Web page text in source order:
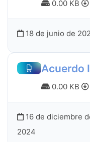
0.00 KB
18 de junio de
Acuerdo
0.00 KB
16 de diciembre
2024